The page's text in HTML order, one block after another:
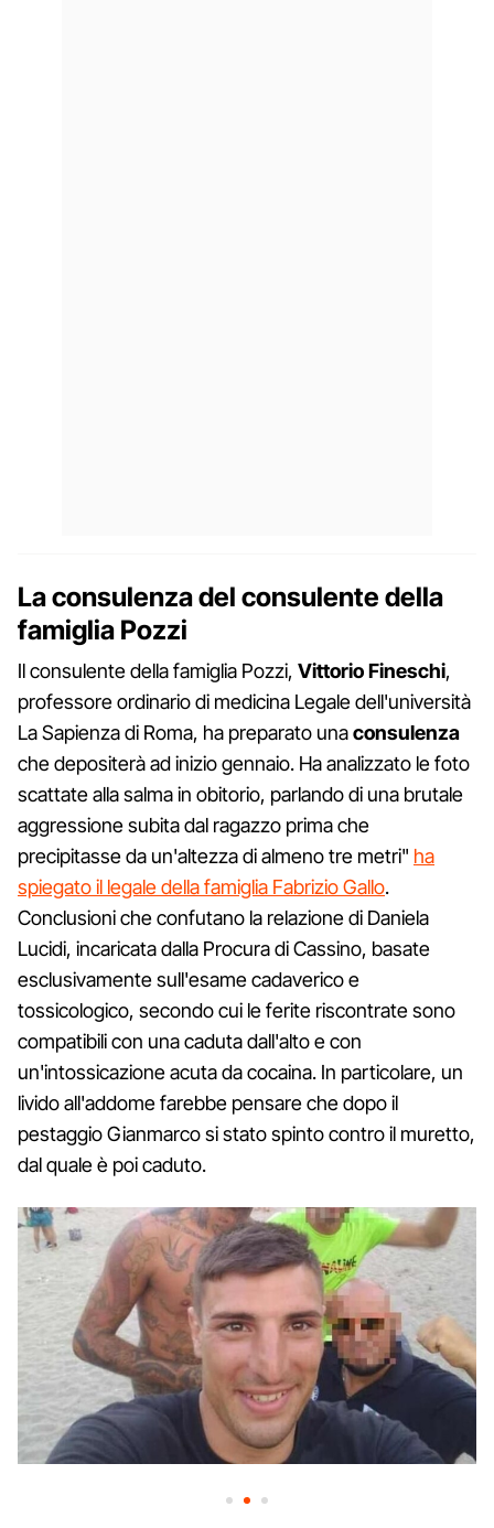
La consulenza del consulente della
famiglia Pozzi
Il consulente della famiglia Pozzi, Vittorio Fineschi,
professore ordinario di medicina Legale dell'università
La Sapienza di Roma, ha preparato unaconsulenza
che depositerà ad inizio gennaio. Ha analizzato le foto
scattate alla salma in obitorio, parlando di una brutale
aggressione subita dal ragazzo prima che
precipitasse da un'altezza di almeno tre metri" ha
spiegato il legale della famiglia Fabrizio Gallo.
Conclusioni che confutano la relazione di Daniela
Lucidi, incaricata dalla Procura di Cassino, basate
esclusivamente sull'esame cadaverico e
tossicologico, secondo cui le ferite riscontrate sono
compatibili con una caduta dall'alto e con
un'intossicazione acuta da cocaina. In particolare, un
livido all'addome farebbe pensare che dopo il
pestaggio Gianmarco si stato spinto contro il muretto,
dal quale è poi caduto.